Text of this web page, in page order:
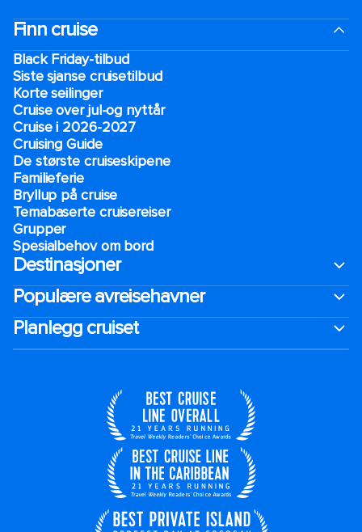
Finn cruise
Black Friday-tilbud
Siste sjanse cruisetilbud
Korte seilinger
Cruise over jul-og nyttår
Cruise i 2026-2027
Cruising Guide
De største cruiseskipene
Familieferie
Bryllup på cruise
Temabaserte cruisereiser
Grupper
Spesialbehov om bord
Destinasjoner
Populære avreisehavner
Planlegg cruiset